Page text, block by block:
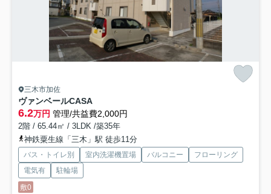
三木市加佐
ヴァンベールCASA
6.2万円 管理/共益費2,000円
2階 / 65.44㎡ / 3LDK /築35年
神鉄粟生線「三木」駅 徒歩11分
バス・トイレ別 室内洗濯機置場 バルコニー
フローリング
電気有
駐輪場
敷0